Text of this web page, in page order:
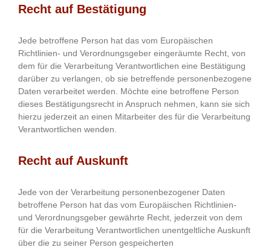
Recht auf Bestätigung
Jede betroffene Person hat das vom Europäischen
Richtlinien- und Verordnungsgeber eingeräumte Recht, von
dem für die Verarbeitung Verantwortlichen eine Bestätigung
darüber zu verlangen, ob sie betreffende personenbezogene
Daten verarbeitet werden. Möchte eine betroffene Person
dieses Bestätigungsrecht in Anspruch nehmen, kann sie sich
hierzu jederzeit an einen Mitarbeiter des für die Verarbeitung
Verantwortlichen wenden.
Recht auf Auskunft
Jede von der Verarbeitung personenbezogener Daten
betroffene Person hat das vom Europäischen Richtlinien-
und Verordnungsgeber gewährte Recht, jederzeit von dem
für die Verarbeitung Verantwortlichen unentgeltliche Auskunft
über die zu seiner Person gespeicherten